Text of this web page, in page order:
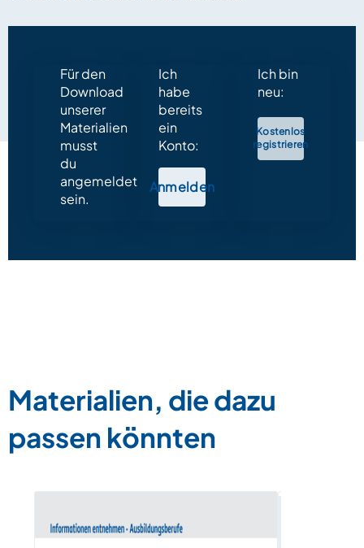
Für den
Download
unserer
Materialien
musst
du
angemeldet
sein.
Ich
habe
bereits
ein
Konto:
Anmelden
Ich bin
neu:
Kostenlos
registrieren
Materialien, die dazu
passen könnten